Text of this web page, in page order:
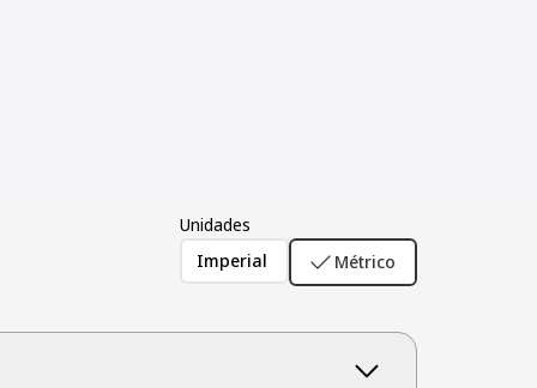
Unidades
Imperial
Métrico